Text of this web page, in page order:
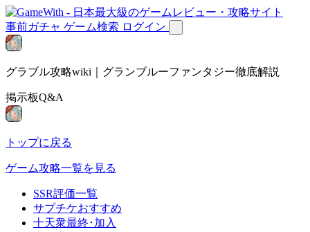
事前ガチャ ゲーム検索 ログイン
グラブル攻略wiki｜グランブルーファンタジー徹底解説
掲示板Q&A
トップに戻る
ゲーム攻略一覧を見る
SSR評価一覧
サプチケおすすめ
十天衆最終･加入